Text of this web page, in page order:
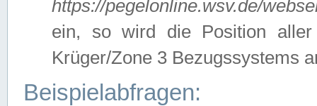
https://pegelonline.wsv.de/
ein, so wird die Position
Krüger/Zone 3 Bezugssystems
Beispielabfragen: